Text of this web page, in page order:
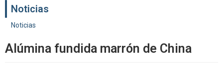
Noticias
Noticias
Alúmina fundida marrón de China